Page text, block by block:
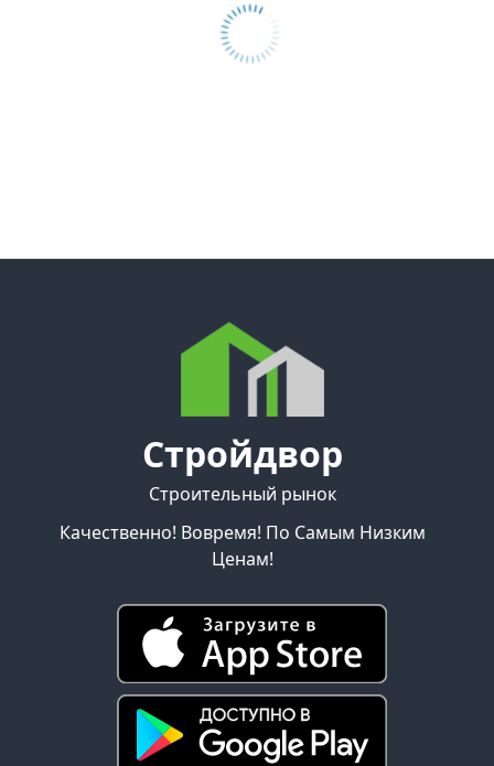
Стройдвор
Строительный рынок
Качественно! Вовремя! По Самым Низким
Ценам!